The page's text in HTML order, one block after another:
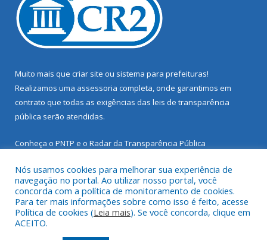
Muito mais que criar site ou sistema para prefeituras!
Realizamos uma assessoria completa, onde garantimos em
contrato que todas as exigências das leis de transparência
pública serão atendidas.
Conheça o PNTP e o Radar da Transparência Pública
Todos os direitos reservados a Prefeitura Municipal de Santarém
Novo.
Nós usamos cookies para melhorar sua experiência de
navegação no portal. Ao utilizar nosso portal, você
concorda com a política de monitoramento de cookies.
Para ter mais informações sobre como isso é feito, acesse
Política de cookies (Leia mais). Se você concorda, clique em
ACEITO.